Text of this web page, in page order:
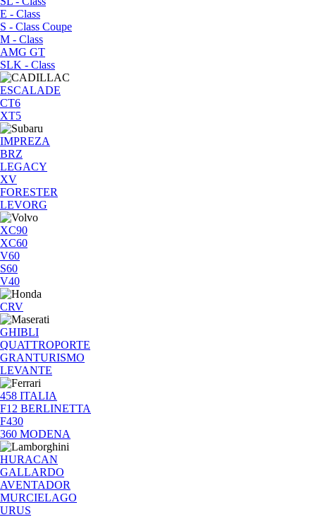
E - Class
S - Class Coupe
M - Class
AMG GT
SLK - Class
ESCALADE
CT6
XT5
IMPREZA
BRZ
LEGACY
XV
FORESTER
LEVORG
XC90
XC60
V60
S60
V40
CRV
GHIBLI
QUATTROPORTE
GRANTURISMO
LEVANTE
458 ITALIA
F12 BERLINETTA
F430
360 MODENA
HURACAN
GALLARDO
AVENTADOR
MURCIELAGO
URUS